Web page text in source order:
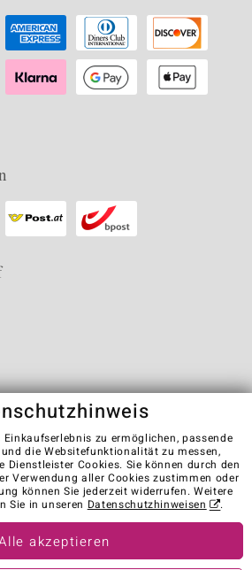
Datenschutz Cookies
Impressum
Vertrag widerrufen
stores in other countries:
zu ermöglichen, passende
die Websitefunktionalität zu messen,
Dienstleister Cookies. Sie können durch den
Verwendung aller Cookies zustimmen oder
können Sie jederzeit widerrufen. Weitere
Sie in unseren Datenschutzhinweisen .
akzeptieren